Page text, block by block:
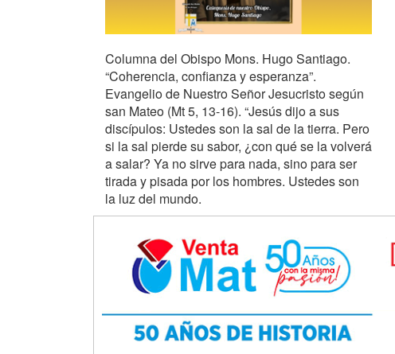
Columna del Obispo Mons. Hugo Santiago.
“Coherencia, confianza y esperanza”.
Evangelio de Nuestro Señor Jesucristo según
san Mateo (Mt 5, 13-16). “Jesús dijo a sus
discípulos: Ustedes son la sal de la tierra. Pero
si la sal pierde su sabor, ¿con qué se la volverá
a salar? Ya no sirve para nada, sino para ser
tirada y pisada por los hombres. Ustedes son
la luz del mundo.